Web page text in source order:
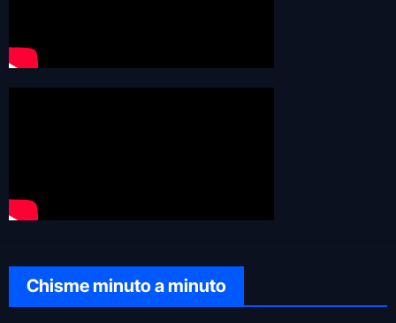
Chisme minuto a minuto